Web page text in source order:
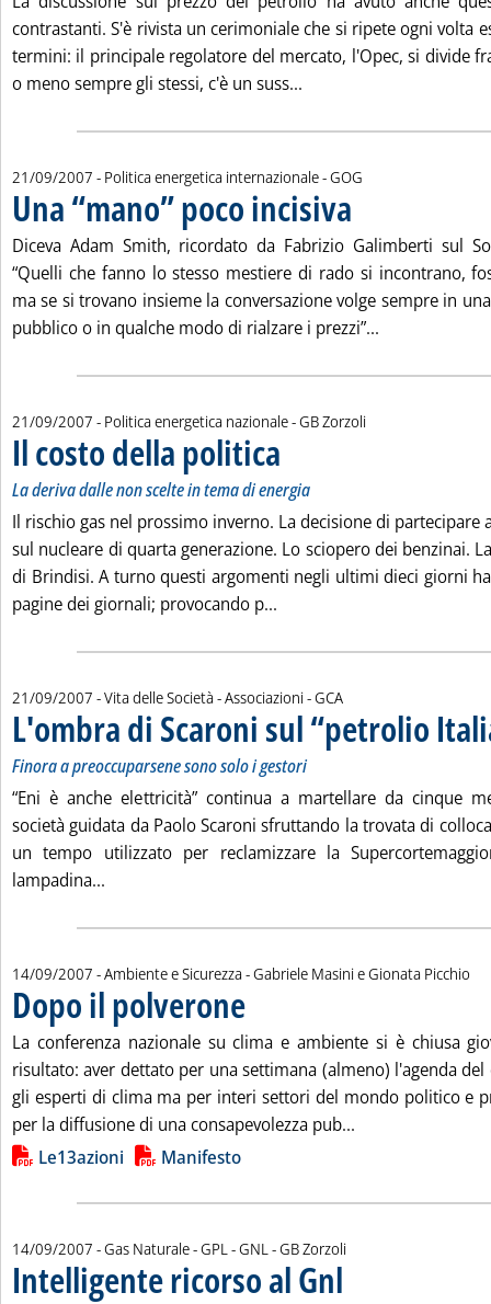
contrastanti. S'è rivista un cerimoniale che si ripete ogni volta
termini: il principale regolatore del mercato, l'Opec, si divide
o meno sempre gli stessi, c'è un suss...
21/09/2007 - Politica energetica internazionale -di:
GOG
Una “mano” poco incisiva
Diceva Adam Smith, ricordato da Fabrizio Galimberti sul
“Quelli che fanno lo stesso mestiere di rado si incontrano,
ma se si trovano insieme la conversazione volge sempre in
pubblico o in qualche modo di rialzare i prezzi”...
21/09/2007 - Politica energetica nazionale -di:
GB Zorzoli
Il costo della politica
La deriva dalle non scelte in tema di energia
Il rischio gas nel prossimo inverno. La decisione di partecipare
sul nucleare di quarta generazione. Lo sciopero dei benzinai.
di Brindisi. A turno questi argomenti negli ultimi dieci giorni
pagine dei giornali; provocando p...
21/09/2007 - Vita delle Società - Associazioni -di:
GCA
L'ombra di Scaroni sul “petrolio
Finora a preoccuparsene sono solo i gestori
“Eni è anche elettricità” continua a martellare da cinque
società guidata da Paolo Scaroni sfruttando la trovata di
un tempo utilizzato per reclamizzare la
lampadina...
14/09/2007 - Ambiente e Sicurezza -di:
Gabriele Masini e Gionata Picchio
Dopo il polverone
La conferenza nazionale su clima e ambiente si è chiusa
risultato: aver dettato per una settimana (almeno) l'agenda
gli esperti di clima ma per interi settori del mondo politico e
per la diffusione di una consapevolezza pub...
Lista allegati PDF alla notizia
Le13azioni Manifesto
14/09/2007 - Gas Naturale - GPL - GNL -di:
GB Zorzoli
Intelligente ricorso al Gnl